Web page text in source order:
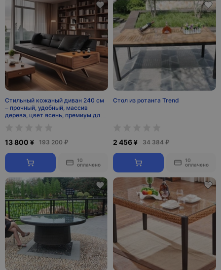
Стильный кожаный диван 240 см
– прочный, удобный, массив
дерева, цвет ясень, премиум для
13 800 ¥ 193 200 ₽
10
оплачено
Стол из ротанга Trend
2 456 ¥ 34 384 ₽
10
оплачено